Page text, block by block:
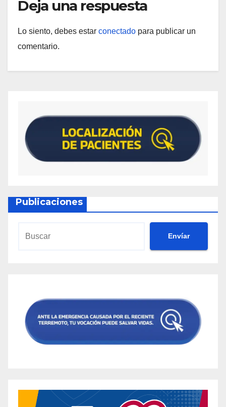
Deja una respuesta
Lo siento, debes estar conectado para publicar un
comentario.
Publicaciones
Envíar